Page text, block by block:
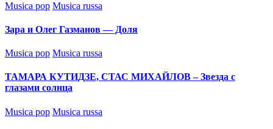
Posted
Musica pop Musica russa
Зара и Олег Газманов — Доля
Posted
Musica pop Musica russa
ТАМАРА КУТИДЗЕ, СТАС МИХАЙЛОВ – Звезда с
глазами солнца
Posted
Musica pop Musica russa